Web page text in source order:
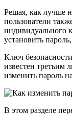
Решая, как лучше
пользователи
индивидуального
установить
Ключ
известен третьим
изменить пароль
В этом разделе